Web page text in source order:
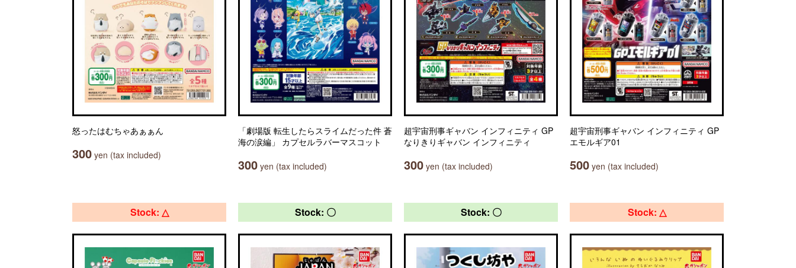
怒ったはむちゃあぁぁん
300 yen (tax included)
「劇場版 転生したらスライムだった件 蒼
海の涙編」 カプセルラバーマスコット
300 yen (tax included)
超宇宙刑事ギャバン インフィニティ GP
なりきりギャバン インフィニティ
300 yen (tax included)
超宇宙刑事ギャバン インフィニティ GP
エモルギア01
500 yen (tax included)
Stock: △ Stock: 〇 Stock: 〇 Stock: △